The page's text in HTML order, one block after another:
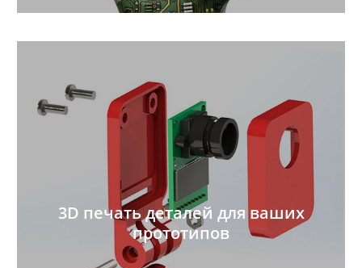
3D печать деталей для ваших
прототипов